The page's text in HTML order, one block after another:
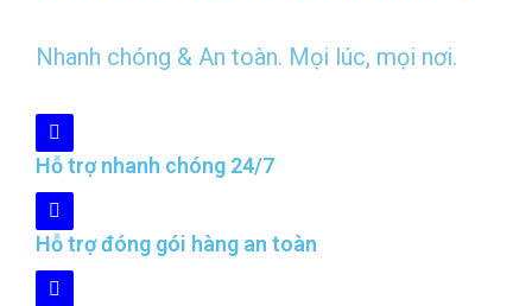
Nhanh chóng & An toàn. Mọi lúc, mọi nơi.
Hỗ trợ nhanh chóng 24/7
Hỗ trợ đóng gói hàng an toàn